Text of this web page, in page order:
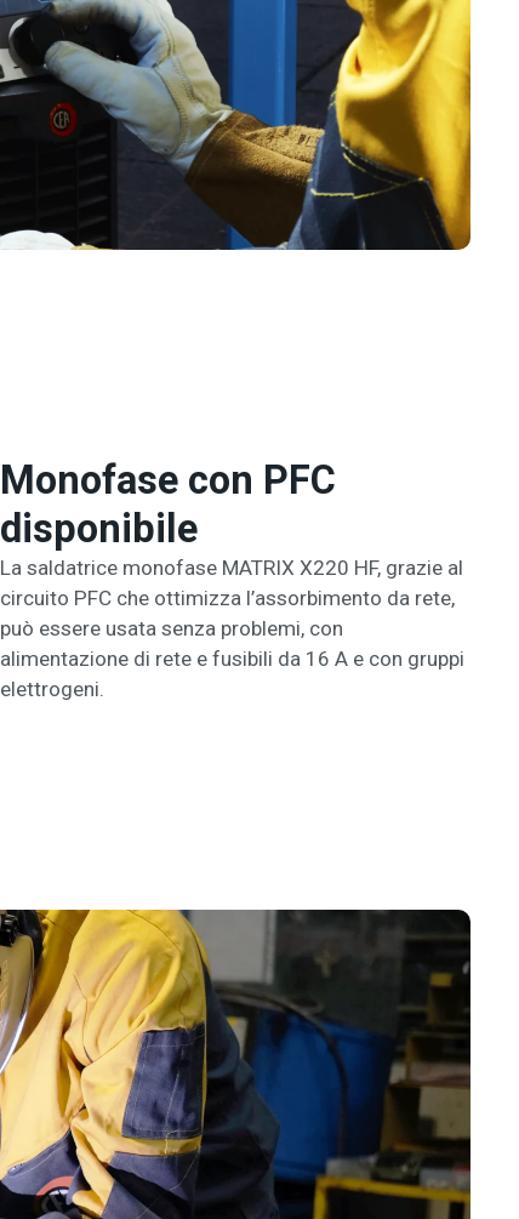
Monofase con PFC
disponibile
La saldatrice monofase MATRIX X220 HF, grazie al
circuito PFC che ottimizza l’assorbimento da rete,
può essere usata senza problemi, con
alimentazione di rete e fusibili da 16 A e con gruppi
elettrogeni.